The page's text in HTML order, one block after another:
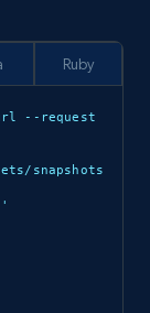
Now
--request
snapshots
'
Ruby